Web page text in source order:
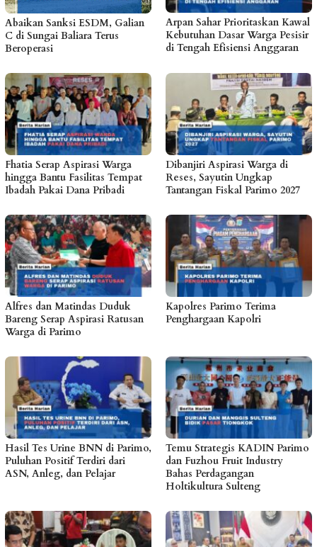
Abaikan Sanksi ESDM, Galian
C di Sungai Baliara Terus
Beroperasi
Arpan Sahar Prioritaskan Kawal
Kebutuhan Dasar Warga Pesisir
di Tengah Efisiensi Anggaran
Fhatia Serap Aspirasi Warga
hingga Bantu Fasilitas Tempat
Ibadah Pakai Dana Pribadi
Dibanjiri Aspirasi Warga di
Reses, Sayutin Ungkap
Tantangan Fiskal Parimo 2027
Alfres dan Matindas Duduk
Bareng Serap Aspirasi Ratusan
Warga di Parimo
Kapolres Parimo Terima
Penghargaan Kapolri
Hasil Tes Urine BNN di Parimo,
Puluhan Positif Terdiri dari
ASN, Anleg, dan Pelajar
Temu Strategis KADIN Parimo
dan Fuzhou Fruit Industry
Bahas Perdagangan
Holtikultura Sulteng